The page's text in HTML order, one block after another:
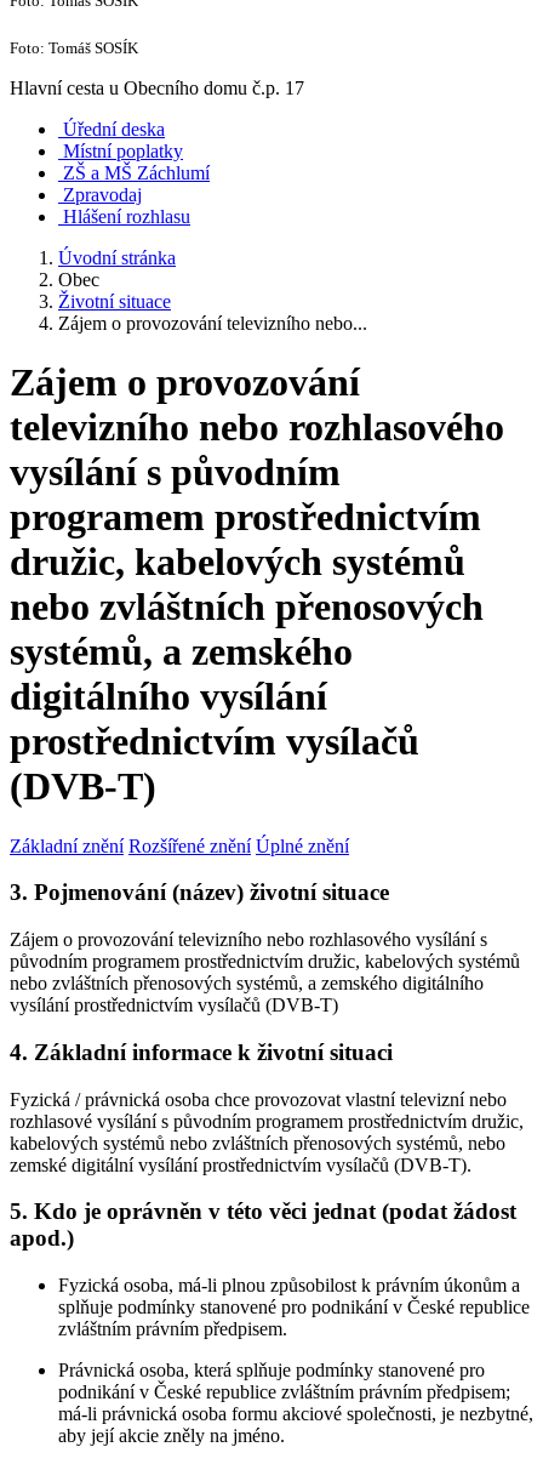
Foto: Tomáš SOSÍK
Hlavní cesta u Obecního domu č.p. 17
Úřední deska
Místní poplatky
ZŠ a MŠ Záchlumí
Zpravodaj
Hlášení rozhlasu
Úvodní stránka
Obec
Životní situace
Zájem o provozování televizního nebo...
Zájem o provozování
televizního nebo rozhlasového
vysílání s původním
programem prostřednictvím
družic, kabelových systémů
nebo zvláštních přenosových
systémů, a zemského
digitálního vysílání
prostřednictvím vysílačů
(DVB-T)
Základní znění Rozšířené znění Úplné znění
3. Pojmenování (název) životní situace
Zájem o provozování televizního nebo rozhlasového vysílání s
původním programem prostřednictvím družic, kabelových systémů
nebo zvláštních přenosových systémů, a zemského digitálního
vysílání prostřednictvím vysílačů (DVB-T)
4. Základní informace k životní situaci
Fyzická / právnická osoba chce provozovat vlastní televizní nebo
rozhlasové vysílání s původním programem prostřednictvím družic,
kabelových systémů nebo zvláštních přenosových systémů, nebo
zemské digitální vysílání prostřednictvím vysílačů (DVB-T).
5. Kdo je oprávněn v této věci jednat (podat žádost
apod.)
Fyzická osoba, má-li plnou způsobilost k právním úkonům a
splňuje podmínky stanovené pro podnikání v České republice
zvláštním právním předpisem.
Právnická osoba, která splňuje podmínky stanovené pro
podnikání v České republice zvláštním právním předpisem;
má-li právnická osoba formu akciové společnosti, je nezbytné,
aby její akcie zněly na jméno.